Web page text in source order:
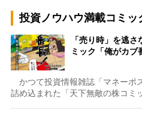
投資ノウハウ満載コミッ
「売り時」を逃
ミック「俺がカブ
かつて投資情報雑誌「マネーポ
詰め込まれた「天下無敵の株コミ